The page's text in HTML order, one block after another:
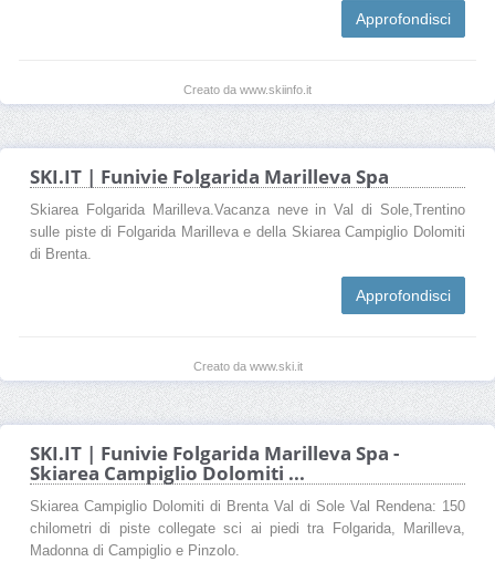
Approfondisci
Creato da www.skiinfo.it
SKI.IT | Funivie Folgarida Marilleva Spa
Skiarea Folgarida Marilleva.Vacanza neve in Val di Sole,Trentino
sulle piste di Folgarida Marilleva e della Skiarea Campiglio Dolomiti
di Brenta.
Approfondisci
Creato da www.ski.it
SKI.IT | Funivie Folgarida Marilleva Spa -
Skiarea Campiglio Dolomiti ...
Skiarea Campiglio Dolomiti di Brenta Val di Sole Val Rendena: 150
chilometri di piste collegate sci ai piedi tra Folgarida, Marilleva,
Madonna di Campiglio e Pinzolo.